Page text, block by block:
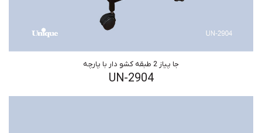
جا پیاز 2 طبقه کشو دار با پارچه
UN-2904